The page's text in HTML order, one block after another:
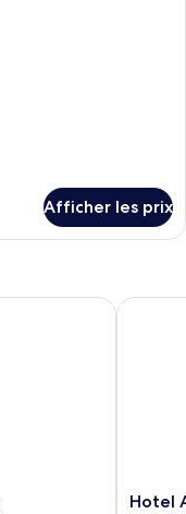
Afficher les prix
Hotel
Hotel
Hotel